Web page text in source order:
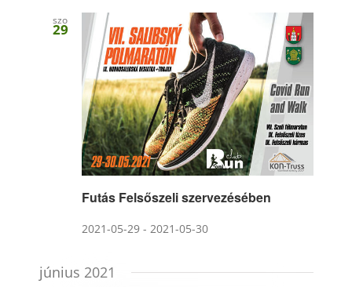
szo
29
Futás Felsőszeli szervezésében
2021-05-29- 2021-05-30
június 2021